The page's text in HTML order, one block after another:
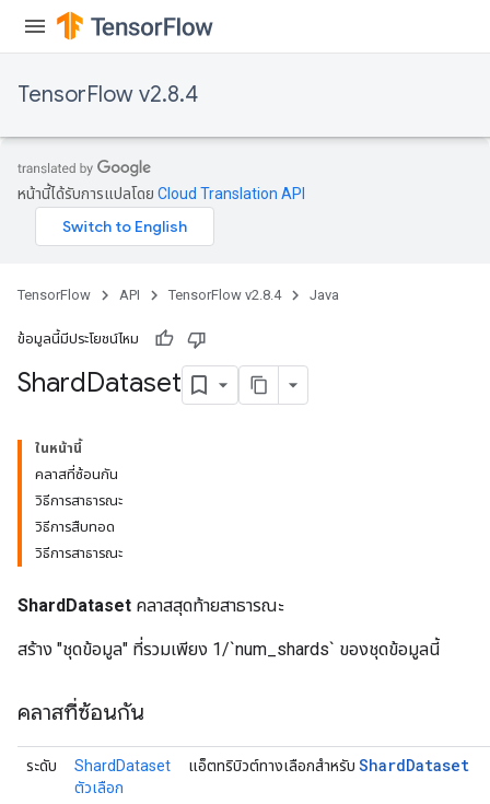
TensorFlow v2.8.4
หน้านี้ได้รับการแปลโดย Cloud Translation API
TensorFlow API TensorFlow v2.8.4 Java
ข้อมูลนี้มีประโยชน์ไหม
ShardDataset
ในหน้านี้
คลาสที่ซ้อนกัน
วิธีการสาธารณะ
วิธีการสืบทอด
วิธีการสาธารณะ
ShardDataset คลาสสุดท้ายสาธารณะ
สร้าง "ชุดข้อมูล" ที่รวมเพียง 1/`num_shards` ของชุดข้อมูลนี้
คลาสที่ซ้อนกัน
ระดับ
ShardDataset
ตัวเลือก
แอ็ตทริบิวต์ทางเลือกสำหรับ ShardDataset